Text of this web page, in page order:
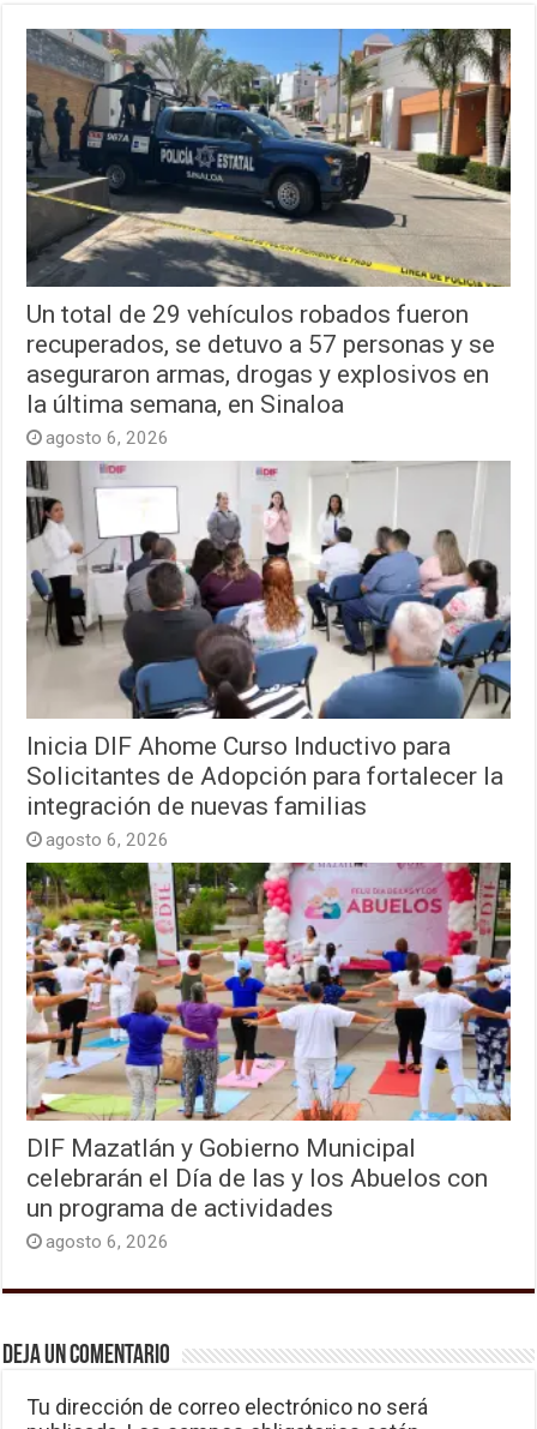
Un total de 29 vehículos robados fueron
recuperados, se detuvo a 57 personas y se
aseguraron armas, drogas y explosivos en
la última semana, en Sinaloa
agosto 6, 2026
Inicia DIF Ahome Curso Inductivo para
Solicitantes de Adopción para fortalecer la
integración de nuevas familias
agosto 6, 2026
DIF Mazatlán y Gobierno Municipal
celebrarán el Día de las y los Abuelos con
un programa de actividades
agosto 6, 2026
Deja un comentario
Tu dirección de correo electrónico no será